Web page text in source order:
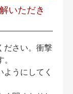
いただき
ださい。衝撃
うにしてく